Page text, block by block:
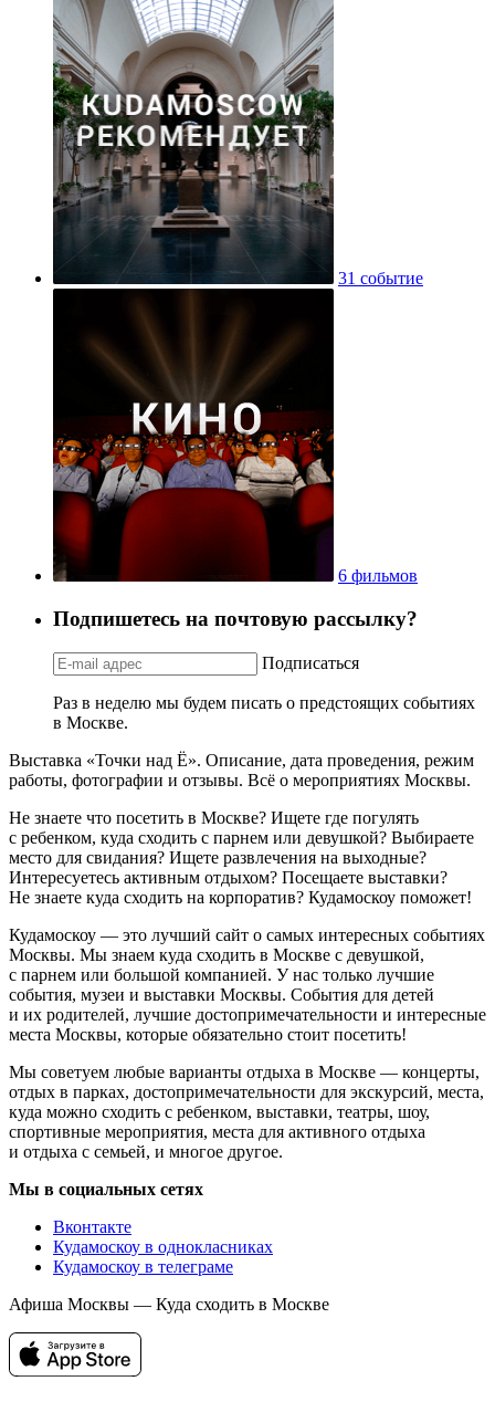
31 событие
6 фильмов
Подпишетесь на почтовую рассылку?
Подписаться
Раз в неделю мы будем писать о предстоящих событиях
в Москве.
Выставка «Точки над Ё». Описание, дата проведения, режим
работы, фотографии и отзывы. Всё о мероприятиях Москвы.
Не знаете что посетить в Москве? Ищете где погулять
с ребенком, куда сходить с парнем или девушкой? Выбираете
место для свидания? Ищете развлечения на выходные?
Интересуетесь активным отдыхом? Посещаете выставки?
Не знаете куда сходить на корпоратив? Кудамоскоу поможет!
Кудамоскоу — это лучший сайт о самых интересных событиях
Москвы. Мы знаем куда сходить в Москве с девушкой,
с парнем или большой компанией. У нас только лучшие
события, музеи и выставки Москвы. События для детей
и их родителей, лучшие достопримечательности и интересные
места Москвы, которые обязательно стоит посетить!
Мы советуем любые варианты отдыха в Москве — концерты,
отдых в парках, достопримечательности для экскурсий, места,
куда можно сходить с ребенком, выставки, театры, шоу,
спортивные мероприятия, места для активного отдыха
и отдыха с семьей, и многое другое.
Мы в социальных сетях
Вконтакте
Кудамоскоу в однокласниках
Кудамоскоу в телеграме
Афиша Москвы — Куда сходить в Москве